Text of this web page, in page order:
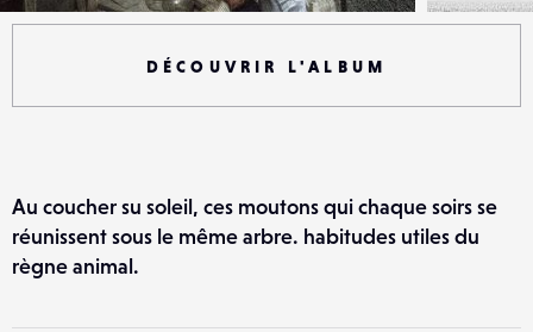
DÉCOUVRIR L'ALBUM
Au coucher su soleil, ces moutons qui chaque soirs se
réunissent sous le même arbre. habitudes utiles du
règne animal.